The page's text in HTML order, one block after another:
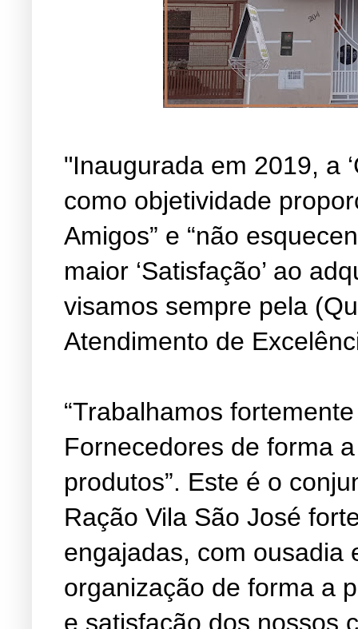
"Inaugurada em 2019, a
como objetividade
Amigos” e “não
maior ‘Satisfação’ ao
visamos sempre pela
Atendimento de
“Trabalhamos
Fornecedores de forma
produtos”. Este é o
Ração Vila São José
engajadas, com ousadia
organização de forma a
e satisfação dos nossos